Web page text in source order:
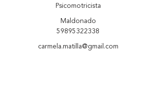
Psicomotricista
Maldonado
59895322338
carmela.matilla@gmail.com